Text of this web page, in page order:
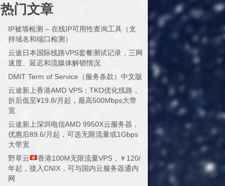
热门文章
IP被墙检测 – 在线IP可用性查询工具（支
持域名和端口检测）
云途日本国际线路VPS套餐测试记录，三网
速度、延迟和流媒体解锁情况
DMIT Term of Service（服务条款）中文版
云途新上香港AMD VPS：TKO优化线路，
折后低至¥19.8/月起，最高500Mbps大带
宽
云途新上深圳电信AMD 9950X云服务器，
优惠后89.6/月起，可选无限流量或1Gbps
大带宽
野草云
香港100M无限流量VPS，￥120/
年起，接入CNIX，可与国内云服务器通内
网